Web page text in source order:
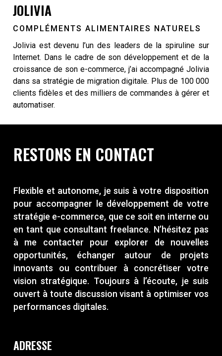
JOLIVIA
COMPLÉMENTS ALIMENTAIRES NATURELS
Jolivia est devenu l’un des leaders de la spiruline sur
Internet. Dans le cadre de son développement et de la
croissance de son e-commerce, j’ai accompagné Jolivia
dans sa stratégie de migration digitale. Plus de 100 000
clients fidèles et des milliers de commandes à gérer et
automatiser.
RESTONS EN CONTACT
Flexible et autonome, je suis à votre disposition
pour accompagner le développement de votre
stratégie e-commerce, que ce soit en interne ou
en tant que consultant freelance. N’hésitez pas
à me contacter pour explorer de nouvelles
opportunités, échanger autour de projets
innovants ou contribuer à concrétiser votre
vision stratégique. Toujours à l’écoute, je suis
ouvert à toute discussion visant à optimiser vos
performances digitales.
ADRESSE